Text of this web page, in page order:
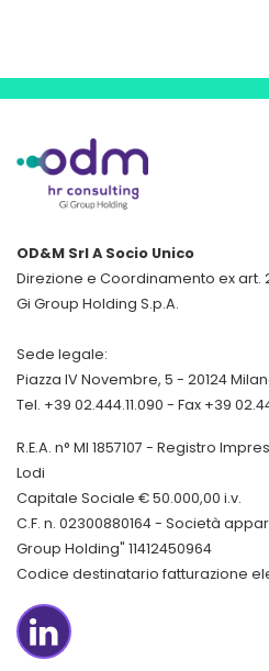
OD&M Srl A Socio Unico
Direzione e Coordinamento ex art.
Gi Group Holding S.p.A.
Sede legale:
Piazza IV Novembre, 5 - 20124
Tel. +39 02.444.11.090 - Fax +39
R.E.A. n° MI 1857107 - Registro
Lodi
Capitale Sociale € 50.000,00 i.v.
C.F. n. 02300880164 - Società
Group Holding" 11412450964
Codice destinatario fatturazione